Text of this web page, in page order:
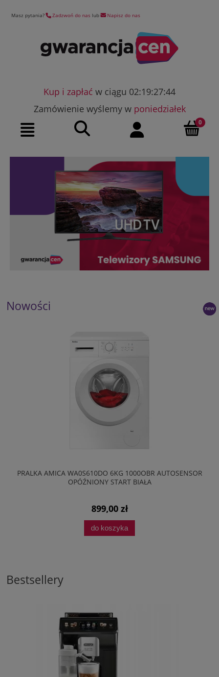
Masz pytania? Zadzwoń do nas lub Napisz do nas
Kup i zapłać w ciągu 02:19:27:44
Zamówienie wyślemy w poniedziałek
Nowości
PRALKA AMICA WA0S610DO 6KG 1000OBR AUTOSENSOR
OPÓŹNIONY START BIAŁA
899,00 zł
do koszyka
Bestsellery